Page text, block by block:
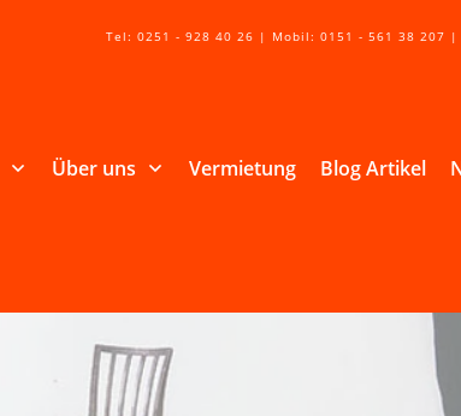
Tel: 0251 - 928 40 26 | Mobil: 0151 - 561 38 207 |
Über uns Vermietung Blog Artikel